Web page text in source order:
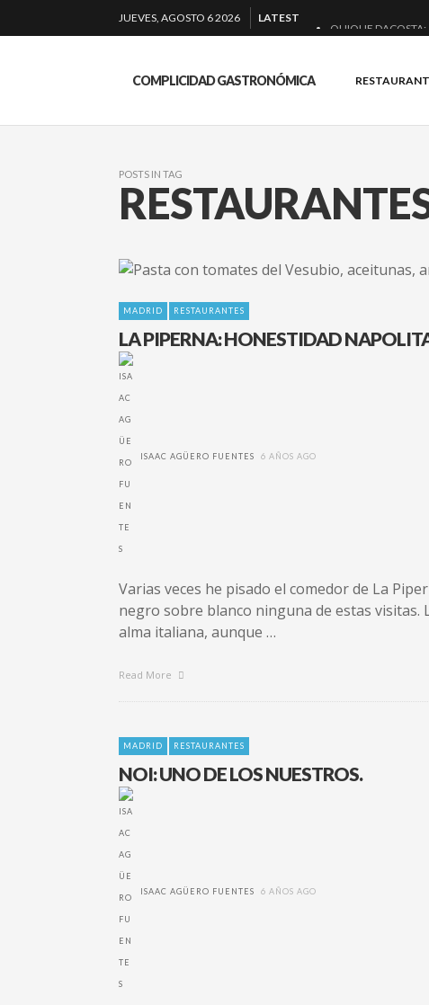
JUEVES, AGOSTO 6 2026
LATEST
QUIQUE
BAKKO: NIGIRIS,
COMPLICIDAD GASTRONÓMICA
POSTS IN TAG
MADRID RESTAURANTES
LA PIPERNA: HONESTIDAD
ISAAC AGÜERO FUENTES 6 AÑOS AGO
Varias veces he pisado el comedor de La
negro sobre blanco ninguna de estas visitas.
alma italiana, aunque …
Read More
MADRID RESTAURANTES
NOI: UNO DE LOS NUESTROS.
ISAAC AGÜERO FUENTES 6 AÑOS AGO